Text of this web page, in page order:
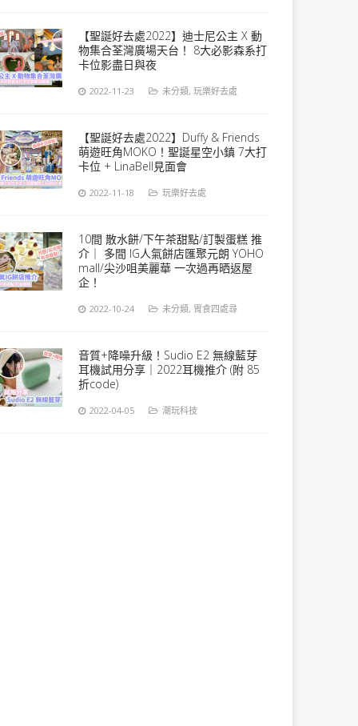
【聖誕好去處2022】迪士尼公主 X 動
物集合荃灣廣場天台！ 8大必影森系打
卡位影盡日與夜
2022-11-23 未分類,玩樂好去處
【聖誕好去處2022】Duffy & Friends
萌遊旺角MOKO！聖誕星空小鎮 7大打
卡位 + LinaBell見面會
2022-11-18 玩樂好去處
10間 散水餅/下午茶甜點/訂製蛋糕 推
介｜ 多間 IG人氣餅店匯聚元朗 YOHO
mall/尖沙咀美麗華 一次過再晒返屋
企！
2022-10-24 未分類, 胃食四處尋
音質+降噪升級！Sudio E2 無線藍芽
耳機試用分享｜2022耳機推介 (附 85
折code)
2022-04-05 潮玩科技